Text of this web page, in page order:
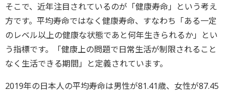
そこで、近年注目されているのが「健康寿命」という考え
方です。平均寿命ではなく健康寿命、すなわち「ある一定
のレベル以上の健康な状態であと何年生きられるか」とい
う指標です。「健康上の問題で日常生活が制限されること
なく生活できる期間」と定義されています。
2019年の日本人の平均寿命は男性が81.41歳、女性が87.45